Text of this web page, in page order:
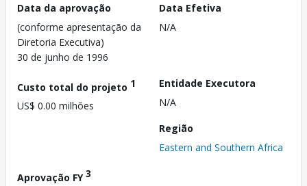
Data da aprovação
(conforme apresentação da
Diretoria Executiva)
30 de junho de 1996
Data Efetiva
N/A
Custo total do projeto 1
US$ 0.00 milhões
Entidade Executora
N/A
Região
Eastern and Southern Africa
Aprovação FY3